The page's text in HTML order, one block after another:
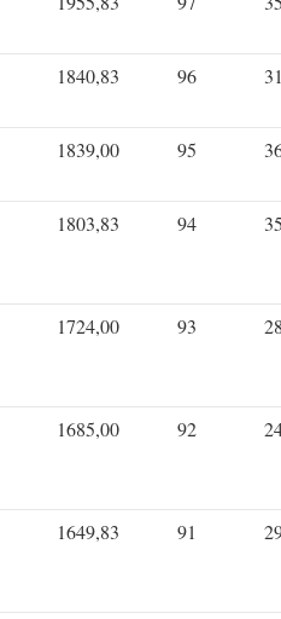
1840,83 96
1839,00 95
1803,83 94
1724,00 93
1685,00 92
1649,83 91